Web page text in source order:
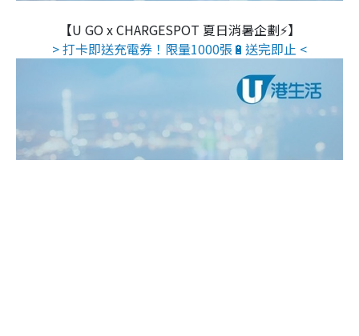
【U GO x CHARGESPOT 夏日消暑企劃⚡】
> 打卡即送充電券！限量1000張🔋送完即止 <